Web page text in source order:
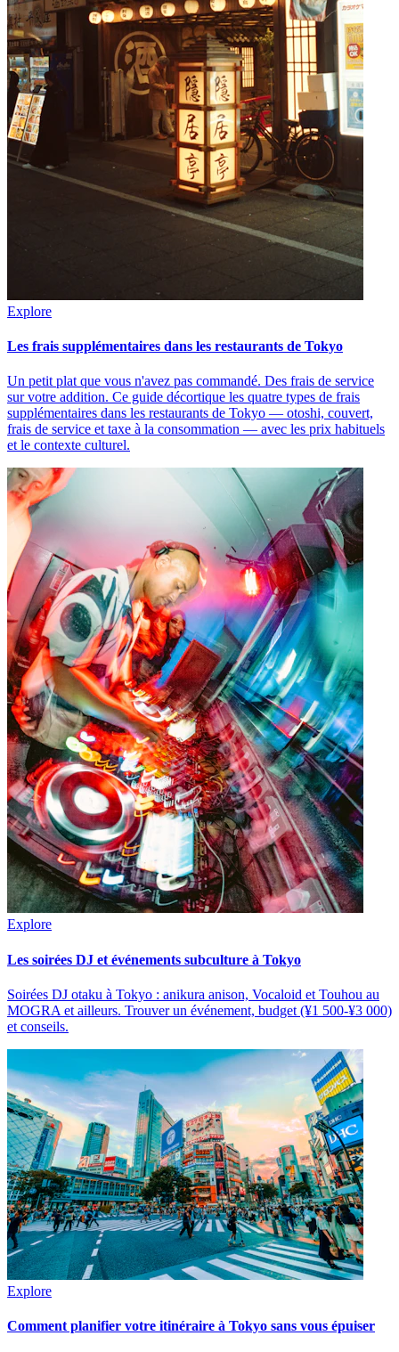
Explore
Les frais supplémentaires dans les restaurants de Tokyo
Un petit plat que vous n'avez pas commandé. Des frais de service
sur votre addition. Ce guide décortique les quatre types de frais
supplémentaires dans les restaurants de Tokyo — otoshi, couvert,
frais de service et taxe à la consommation — avec les prix habituels
et le contexte culturel.
Explore
Les soirées DJ et événements subculture à Tokyo
Soirées DJ otaku à Tokyo : anikura anison, Vocaloid et Touhou au
MOGRA et ailleurs. Trouver un événement, budget (¥1 500-¥3 000)
et conseils.
Explore
Comment planifier votre itinéraire à Tokyo sans vous épuiser